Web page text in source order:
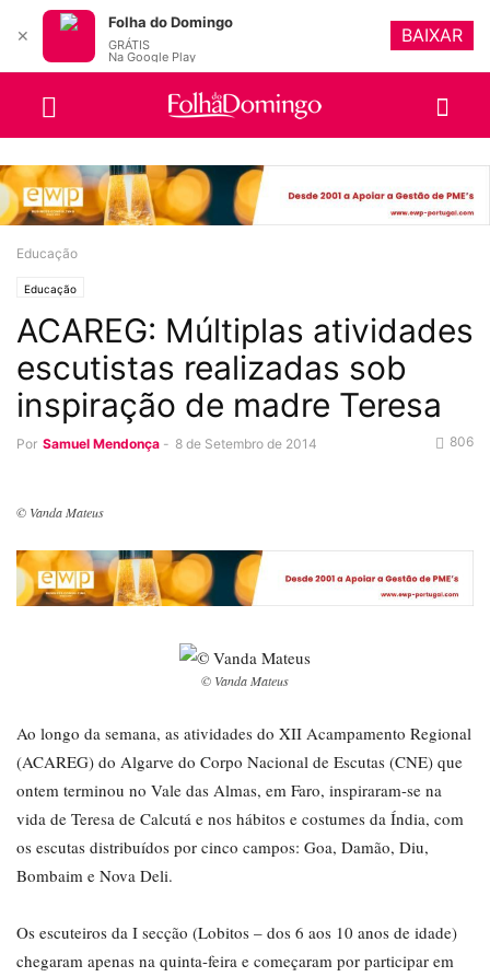
Educação
Educação
ACAREG: Múltiplas atividades
escutistas realizadas sob
inspiração de madre Teresa
Por Samuel Mendonça - 8 de Setembro de 2014 806
© Vanda Mateus
© Vanda Mateus
Ao longo da semana, as atividades do XII Acampamento Regional
(ACAREG) do Algarve do Corpo Nacional de Escutas (CNE) que
ontem terminou no Vale das Almas, em Faro, inspiraram-se na
vida de Teresa de Calcutá e nos hábitos e costumes da Índia, com
os escutas distribuídos por cinco campos: Goa, Damão, Diu,
Bombaim e Nova Deli.
Os escuteiros da I secção (Lobitos – dos 6 aos 10 anos de idade)
chegaram apenas na quinta-feira e começaram por participar em
✕
Folha do Domingo
GRÁTIS
Na Google Play
BAIXAR